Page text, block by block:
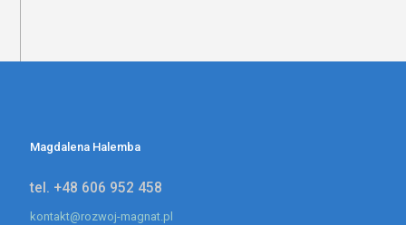
Magdalena Halemba
tel. +48 606 952 458
kontakt@rozwoj-magnat.pl